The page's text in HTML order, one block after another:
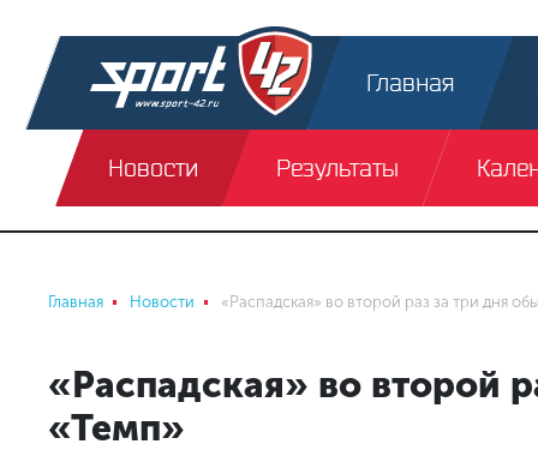
Главная
Новости Результаты
Главная Новости «Распадская» во второй раз за три дня
«Распадская» во второй
«Темп»